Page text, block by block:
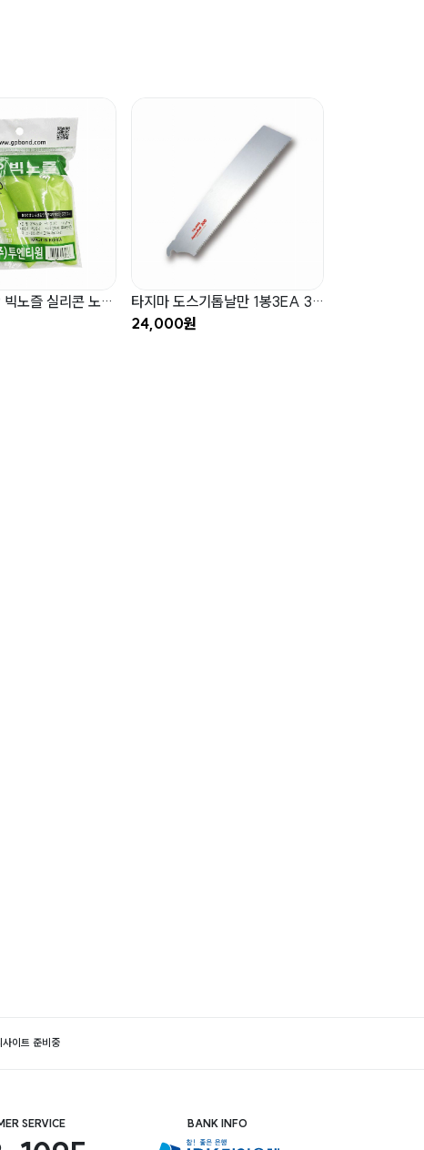
투엔티원 GP 빅노즐 실리콘 노즐 초보자 전문가 보수작업 4개입
타지마 도스기톱날만 1봉3EA 300mm GNB-300
24,000원
사이트 준비중
SERVICE BANK INFO